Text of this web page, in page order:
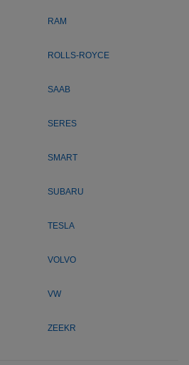
RAM
ROLLS-ROYCE
SAAB
SERES
SMART
SUBARU
TESLA
VOLVO
VW
ZEEKR